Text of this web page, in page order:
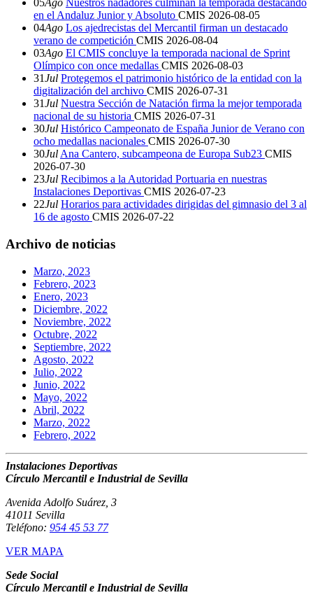
05Ago Nuestros nadadores culminan la temporada destacando
en el Andaluz Junior y Absoluto CMIS 2026-08-05
04Ago Los ajedrecistas del Mercantil firman un destacado
verano de competición CMIS 2026-08-04
03Ago El CMIS concluye la temporada nacional de Sprint
Olímpico con once medallas CMIS 2026-08-03
31Jul Protegemos el patrimonio histórico de la entidad con la
digitalización del archivo CMIS 2026-07-31
31Jul Nuestra Sección de Natación firma la mejor temporada
nacional de su historia CMIS 2026-07-31
30Jul Histórico Campeonato de España Junior de Verano con
ocho medallas nacionales CMIS 2026-07-30
30Jul Ana Cantero, subcampeona de Europa Sub23 CMIS
2026-07-30
23Jul Recibimos a la Autoridad Portuaria en nuestras
Instalaciones Deportivas CMIS 2026-07-23
22Jul Horarios para actividades dirigidas del gimnasio del 3 al
16 de agosto CMIS 2026-07-22
Archivo de noticias
Marzo, 2023
Febrero, 2023
Enero, 2023
Diciembre, 2022
Noviembre, 2022
Octubre, 2022
Septiembre, 2022
Agosto, 2022
Julio, 2022
Junio, 2022
Mayo, 2022
Abril, 2022
Marzo, 2022
Febrero, 2022
Instalaciones Deportivas
Círculo Mercantil e Industrial de Sevilla
Avenida Adolfo Suárez, 3
41011 Sevilla
Teléfono: 954 45 53 77
VER MAPA
Sede Social
Círculo Mercantil e Industrial de Sevilla